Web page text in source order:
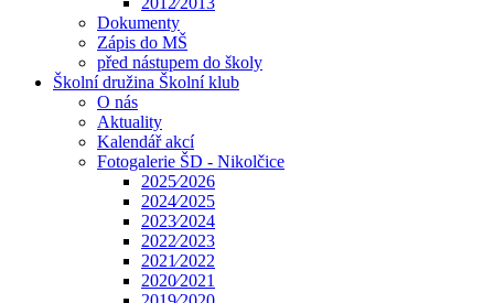
Dokumenty
Zápis do MŠ
před nástupem do školy
Školní družina Školní klub
O nás
Aktuality
Kalendář akcí
Fotogalerie ŠD - Nikolčice
2025⁄2026
2024⁄2025
2023⁄2024
2022⁄2023
2021⁄2022
2020⁄2021